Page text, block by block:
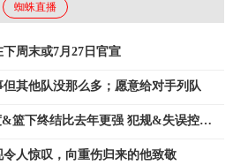
蜘蛛直播
周末或7月27日官宣
其他队没那么多；愿意给对手列队
篮下终结比去年更强 犯规&失误控制
人惊叹，向重伤归来的他致敬